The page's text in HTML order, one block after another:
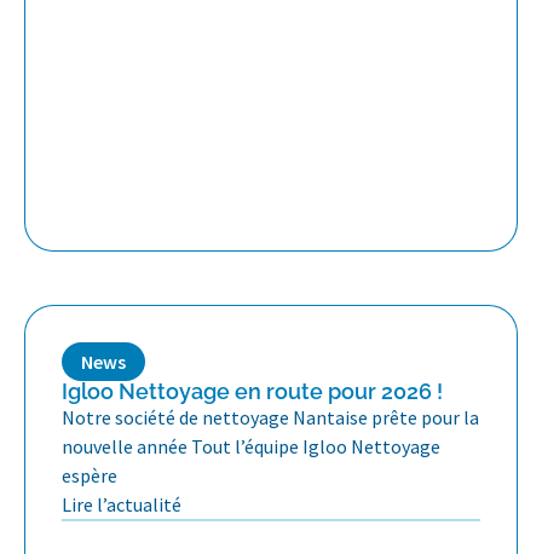
News
Igloo Nettoyage en route pour 2026 !
Notre société de nettoyage Nantaise prête pour la
nouvelle année Tout l’équipe Igloo Nettoyage
espère
Lire l’actualité